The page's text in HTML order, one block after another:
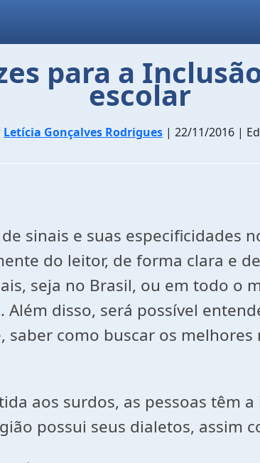
para a
escolar
Letícia Gonçalves Rodrigues | 22/11/2016 |
sinais e suas especificidades
do leitor, de forma clara e
seja no Brasil, ou em todo o
disso, será possível
como buscar os
aos surdos, as pessoas têm
possui seus dialetos, assim